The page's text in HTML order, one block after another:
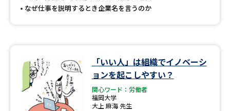
なぜ仕事を説明するとき企業名を言うのか
「いい人」は組織でイノベーシ
ョンを起こしやすい？
関心ワード：労働者
福岡大学
大上 麻海 先生